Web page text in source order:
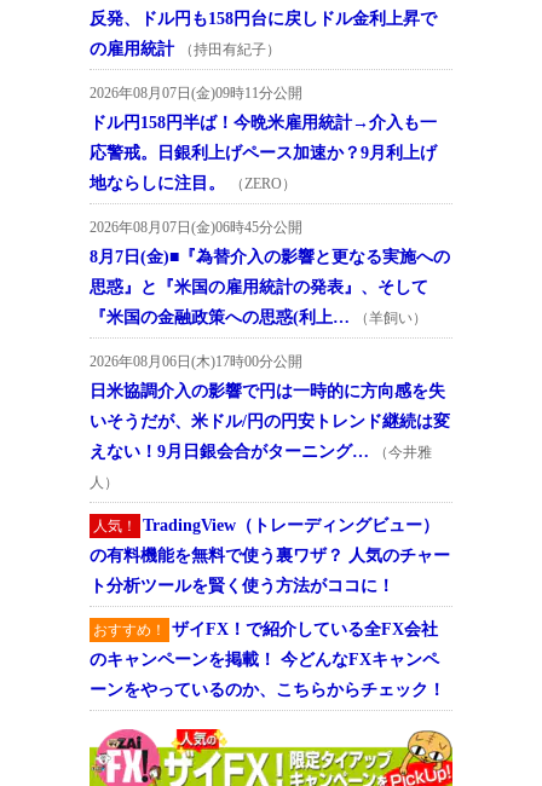
反発、ドル円も158円台に戻しドル金利上昇で
の雇用統計
（持田有紀子）
2026年08月07日(金)09時11分公開
ドル円158円半ば！今晩米雇用統計→介入も一
応警戒。日銀利上げペース加速か？9月利上げ
地ならしに注目。
（ZERO）
2026年08月07日(金)06時45分公開
8月7日(金)■『為替介入の影響と更なる実施への
思惑』と『米国の雇用統計の発表』、そして
『米国の金融政策への思惑(利上…
（羊飼い）
2026年08月06日(木)17時00分公開
日米協調介入の影響で円は一時的に方向感を失
いそうだが、米ドル/円の円安トレンド継続は変
えない！9月日銀会合がターニング…
（今井雅
人）
人気！
TradingView（トレーディングビュー）
の有料機能を無料で使う裏ワザ？ 人気のチャー
ト分析ツールを賢く使う方法がココに！
おすすめ！
ザイFX！で紹介している全FX会社
のキャンペーンを掲載！ 今どんなFXキャンペ
ーンをやっているのか、こちらからチェック！